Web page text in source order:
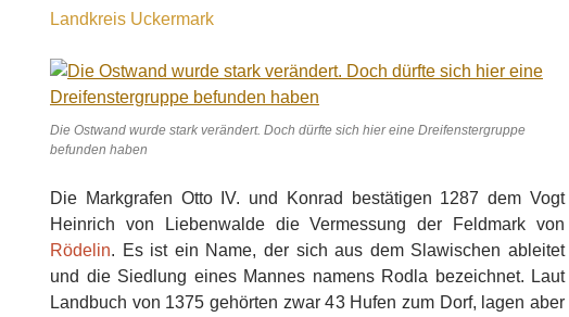
Landkreis Uckermark
Die Ostwand wurde stark verändert. Doch dürfte sich hier eine Dreifenstergruppe
befunden haben
Die Markgrafen Otto IV. und Konrad bestätigen 1287 dem Vogt
Heinrich von Liebenwalde die Vermessung der Feldmark von
Rödelin. Es ist ein Name, der sich aus dem Slawischen ableitet
und die Siedlung eines Mannes namens Rodla bezeichnet. Laut
Landbuch von 1375 gehörten zwar 43 Hufen zum Dorf, lagen aber